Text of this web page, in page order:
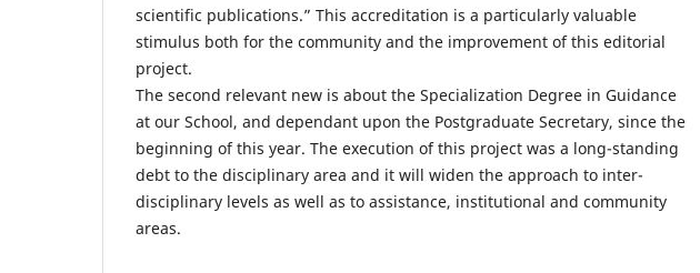
scientific publications.” This accreditation is a particularly valuable
stimulus both for the community and the improvement of this editorial
project.
The second relevant new is about the Specialization Degree in Guidance
at our School, and dependant upon the Postgraduate Secretary, since the
beginning of this year. The execution of this project was a long-standing
debt to the disciplinary area and it will widen the approach to inter-
disciplinary levels as well as to assistance, institutional and community
areas.